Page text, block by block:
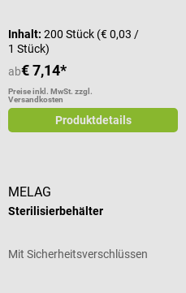
Inhalt:200 Stück (€ 0,03 /
1 Stück)
ab€ 7,14*
Preise inkl. MwSt. zzgl.
Versandkosten
Produktdetails
MELAG
Sterilisierbehälter
Mit Sicherheitsverschlüssen